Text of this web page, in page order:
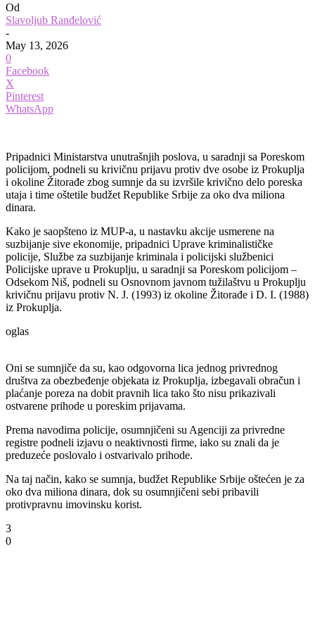
Od
Slavoljub Ranđelović
-
May 13, 2026
0
Facebook
X
Pinterest
WhatsApp
Pripadnici Ministarstva unutrašnjih poslova, u saradnji sa Poreskom
policijom, podneli su krivičnu prijavu protiv dve osobe iz Prokuplja
i okoline Žitorađe zbog sumnje da su izvršile krivično delo poreska
utaja i time oštetile budžet Republike Srbije za oko dva miliona
dinara.
Kako je saopšteno iz MUP-a, u nastavku akcije usmerene na
suzbijanje sive ekonomije, pripadnici Uprave kriminalističke
policije, Službe za suzbijanje kriminala i policijski službenici
Policijske uprave u Prokuplju, u saradnji sa Poreskom policijom –
Odsekom Niš, podneli su Osnovnom javnom tužilaštvu u Prokuplju
krivičnu prijavu protiv N. J. (1993) iz okoline Žitorađe i D. I. (1988)
iz Prokuplja.
oglas
Oni se sumnjiče da su, kao odgovorna lica jednog privrednog
društva za obezbeđenje objekata iz Prokuplja, izbegavali obračun i
plaćanje poreza na dobit pravnih lica tako što nisu prikazivali
ostvarene prihode u poreskim prijavama.
Prema navodima policije, osumnjičeni su Agenciji za privredne
registre podneli izjavu o neaktivnosti firme, iako su znali da je
preduzeće poslovalo i ostvarivalo prihode.
Na taj način, kako se sumnja, budžet Republike Srbije oštećen je za
oko dva miliona dinara, dok su osumnjičeni sebi pribavili
protivpravnu imovinsku korist.
3
0